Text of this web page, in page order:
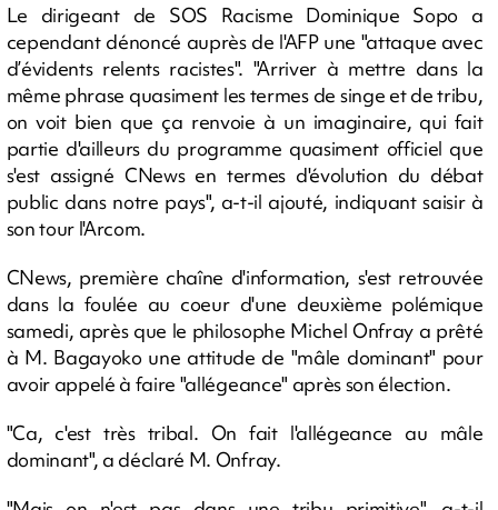
Le dirigeant de SOS Racisme Dominique Sopo a
cependant dénoncé auprès de l'AFP une "attaque avec
d’évidents relents racistes". "Arriver à mettre dans la
même phrase quasiment les termes de singe et de tribu,
on voit bien que ça renvoie à un imaginaire, qui fait
partie d'ailleurs du programme quasiment officiel que
s'est assigné CNews en termes d'évolution du débat
public dans notre pays", a-t-il ajouté, indiquant saisir à
son tour l'Arcom.
CNews, première chaîne d'information, s'est retrouvée
dans la foulée au coeur d'une deuxième polémique
samedi, après que le philosophe Michel Onfray a prêté
à M. Bagayoko une attitude de "mâle dominant" pour
avoir appelé à faire "allégeance" après son élection.
"Ca, c'est très tribal. On fait l'allégeance au mâle
dominant", a déclaré M. Onfray.